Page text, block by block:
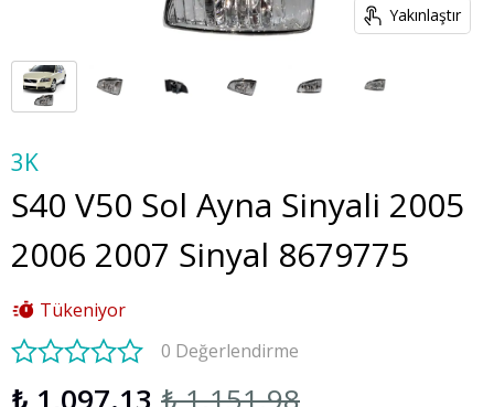
Yakınlaştır
3K
S40 V50 Sol Ayna Sinyali 2005
2006 2007 Sinyal 8679775
Tükeniyor
0 Değerlendirme